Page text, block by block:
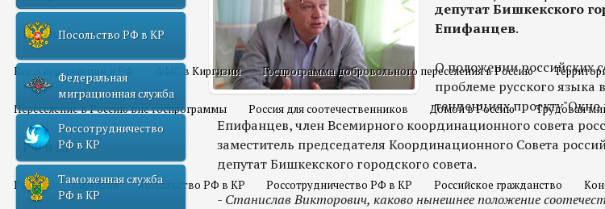
Переселение
Все о переселении в РФ ФМС в Киргизии Госпрограмма добровольного переселения в Россию
Переселение в Россию вне госпрограммы Россия для соотечественников Домой в Россию Трудовая
РФ и КР
Россия Киргизия Посольство РФ в КР Россотрудничество РФ в КР Российское гражданство
Посольство РФ в КР
Федеральная
миграционная служба
Россотрудничество
РФ в КР
Таможенная служба
РФ в КР
депутат Бишкекского
Епифанцев.
О положении российских
проблеме русского
тенденциях проекту"Окно
Епифанцев, член Всемирного координационного совета
заместитель председателя Координационного Совета
депутат Бишкекского городского совета.
- Станислав Викторович, каково нынешнее положение